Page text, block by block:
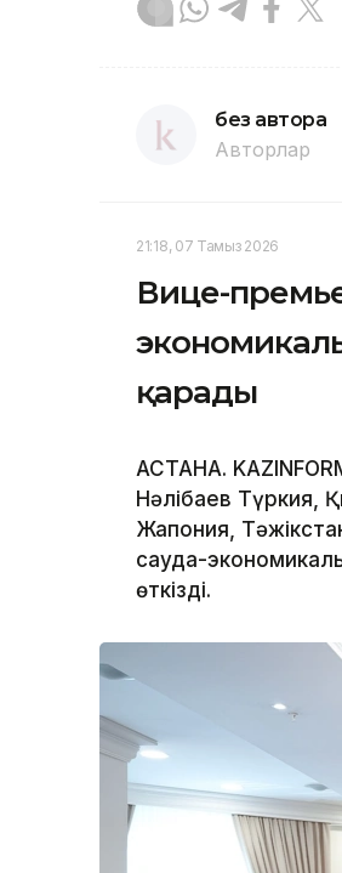
без автора
Авторлар
21:18, 07 Тамыз 2026
Вице-
қарады
АСТАНА.
Нәлібаев Түркия,
Жапония,
сауда-
өткізді.